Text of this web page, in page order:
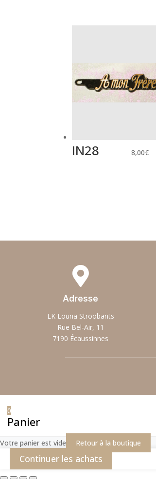
IN28 8,00€

Adresse
LK Louna Stroobants
Rue Bel-Air, 11
7190 Écaussinnes
0
Panier
Votre panier est vide Retour à la boutique
Continuer les achats